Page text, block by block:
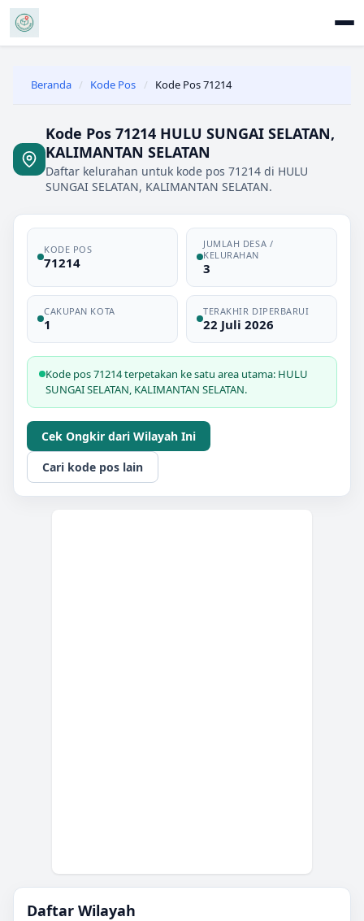
Beranda / Kode Pos / Kode Pos 71214
Kode Pos 71214 HULU SUNGAI SELATAN,
KALIMANTAN SELATAN
Daftar kelurahan untuk kode pos 71214 di HULU
SUNGAI SELATAN, KALIMANTAN SELATAN.
KODE POS
71214
JUMLAH DESA /
KELURAHAN
3
CAKUPAN KOTA
1
TERAKHIR DIPERBARUI
22 Juli 2026
Kode pos 71214 terpetakan ke satu area utama: HULU
SUNGAI SELATAN, KALIMANTAN SELATAN.
Cek Ongkir dari Wilayah Ini
Cari kode pos lain
Daftar Wilayah